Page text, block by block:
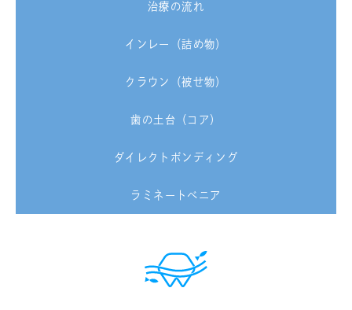
治療の流れ
インレー（詰め物）
クラウン（被せ物）
歯の土台（コア）
ダイレクトボンディング
ラミネートべニア